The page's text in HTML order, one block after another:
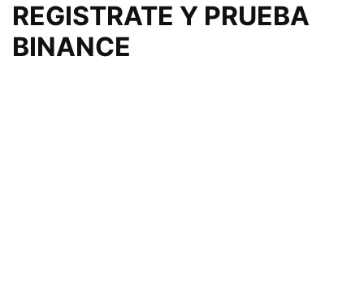
REGISTRATE Y PRUEBA
BINANCE